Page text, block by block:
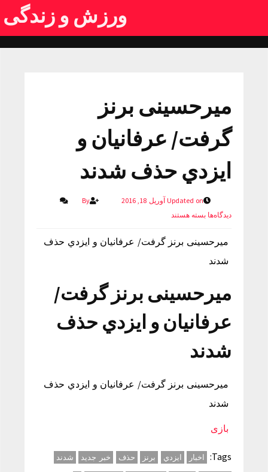
ورزش و زندگی
میرحسینی برنز
گرفت/ عرفانيان و
ايزدي حذف شدند
Updated on آوریل 18, 2016
By
دیدگاه‌هابسته هستند
میرحسینی برنز گرفت/ عرفانيان و ايزدي حذف
شدند
میرحسینی برنز گرفت/
عرفانيان و ايزدي حذف
شدند
میرحسینی برنز گرفت/ عرفانيان و ايزدي حذف
شدند
بازی
Tags: اخبار ايزدي برنز حذف خبر جدید
شدند